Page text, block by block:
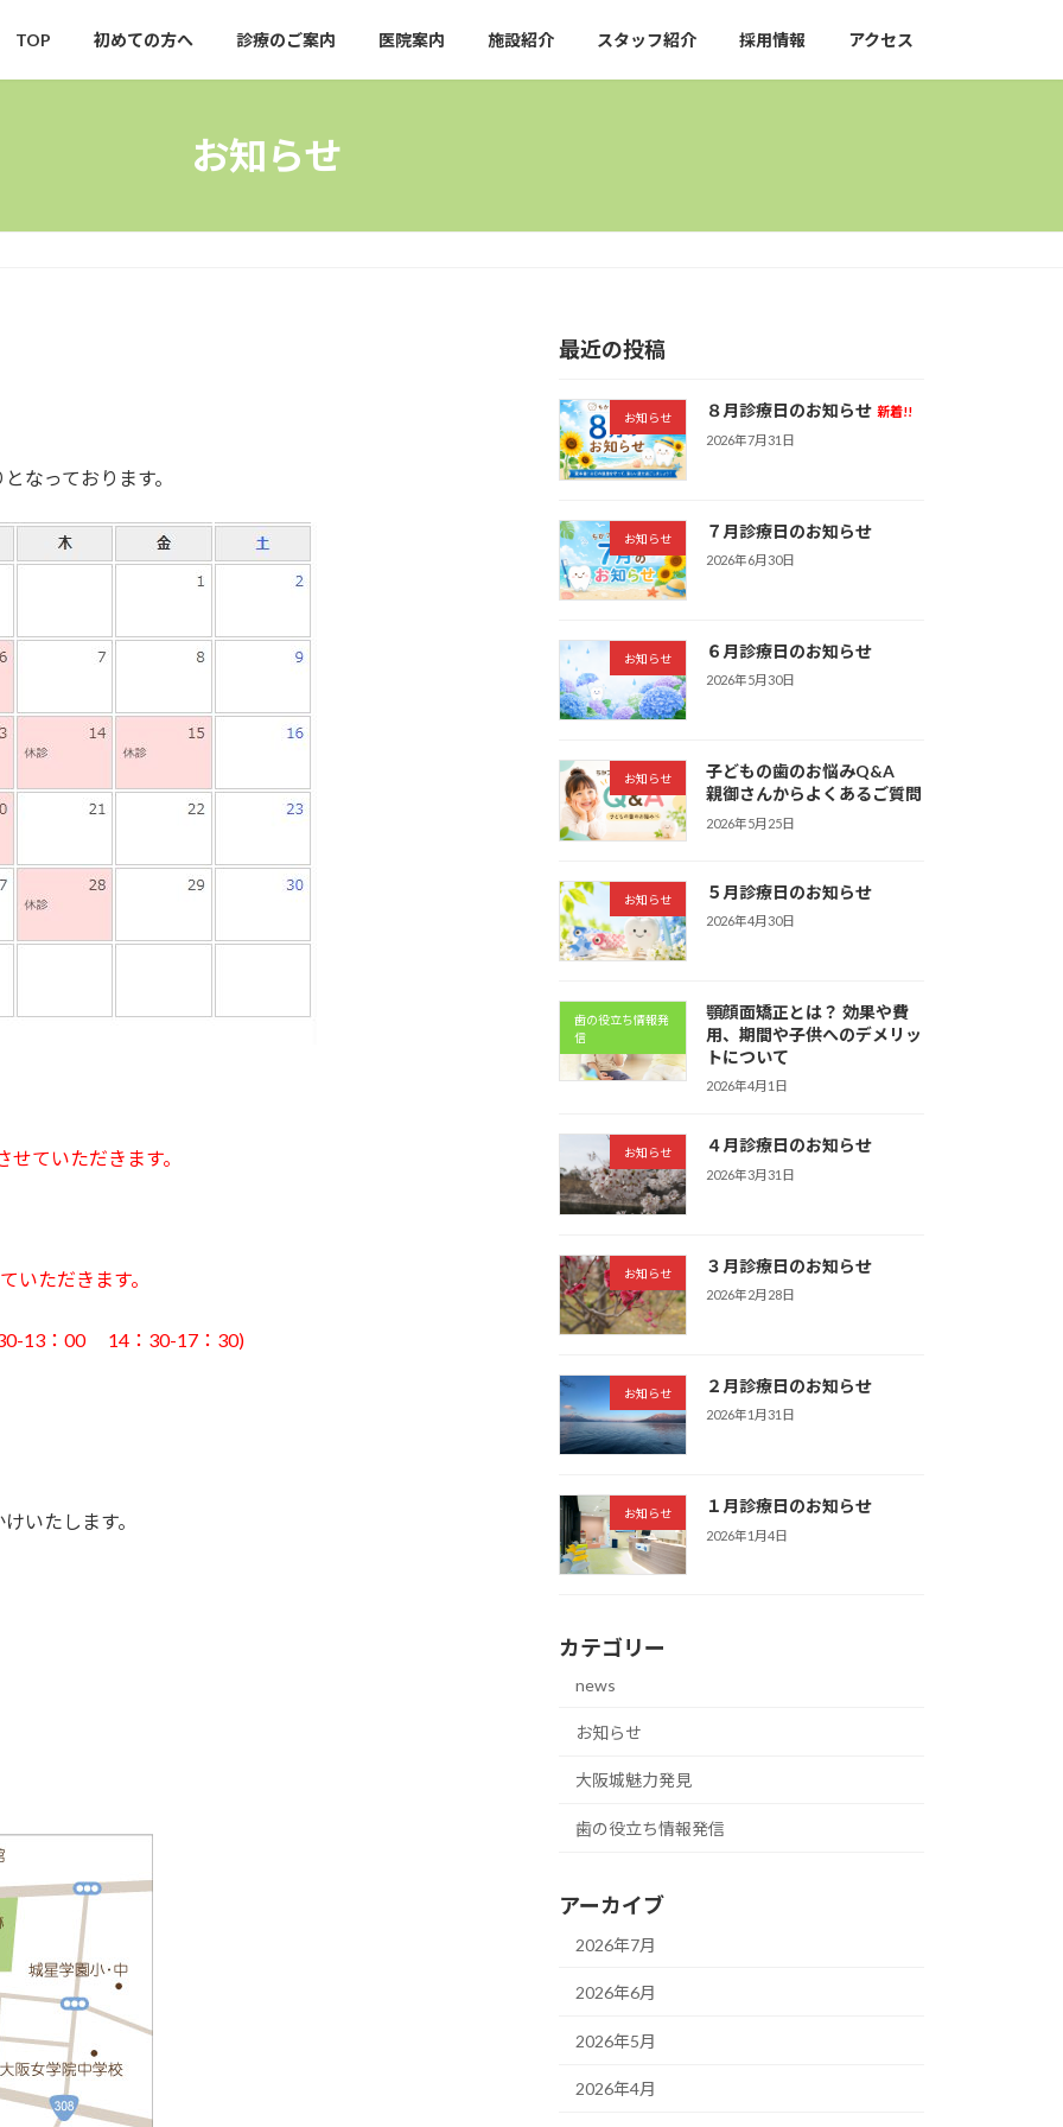
TOP 初めての方へ 診療のご案内 医院案内 施設紹介 スタッフ紹介 採用情報 アクセス
お知らせ
なっております。
ていただきます。
いただきます。
13：00 14：30-17：30)
いたします。
最近の投稿
お知らせ ８月診療日のお知らせ 新着!!
2026年7月31日
お知らせ ７月診療日のお知らせ
2026年6月30日
お知らせ ６月診療日のお知らせ
2026年5月30日
お知らせ
子どもの歯のお悩みQ&A
親御さんからよくあるご質問
2026年5月25日
お知らせ ５月診療日のお知らせ
2026年4月30日
歯の役立ち情報発
信
顎顔面矯正とは？ 効果や費
用、期間や子供へのデメリッ
トについて
2026年4月1日
お知らせ ４月診療日のお知らせ
2026年3月31日
お知らせ ３月診療日のお知らせ
2026年2月28日
お知らせ ２月診療日のお知らせ
2026年1月31日
お知らせ １月診療日のお知らせ
2026年1月4日
カテゴリー
news
お知らせ
大阪城魅力発見
歯の役立ち情報発信
アーカイブ
2026年7月
2026年6月
2026年5月
2026年4月